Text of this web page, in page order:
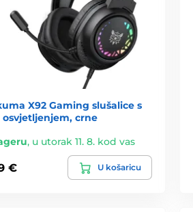
X92 Gaming slušalice s
osvjetljenjem, crne
, u utorak 11. 8. kod vas
€ U košaricu